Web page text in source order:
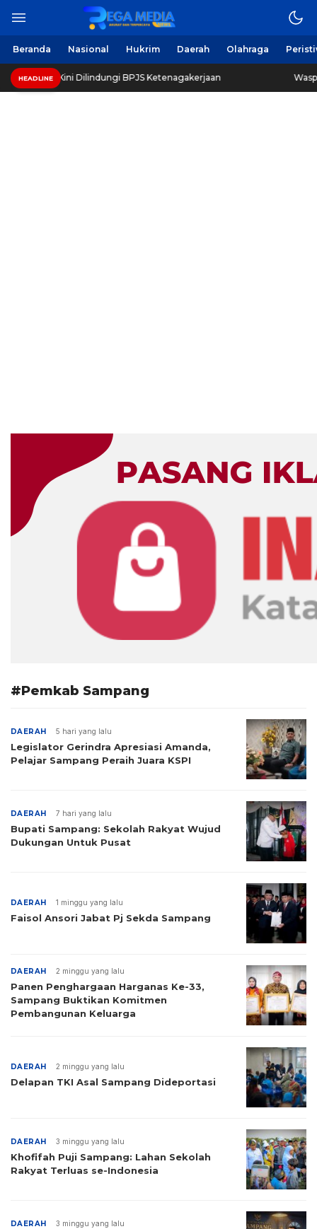
Regamedianews.com
Berita Harian Online
Beranda Nasional Hukrim Daerah Olahraga
HEADLINE
Kini Dilindungi BPJS Ketenagakerjaan Waspada
#Pemkab Sampang
DAERAH 5 hari yang lalu
Legislator Gerindra Apresiasi Amanda,
Pelajar Sampang Peraih Juara KSPI
DAERAH 7 hari yang lalu
Bupati Sampang: Sekolah Rakyat Wujud
Dukungan Untuk Pusat
DAERAH 1 minggu yang lalu
Faisol Ansori Jabat Pj Sekda Sampang
DAERAH 2 minggu yang lalu
Panen Penghargaan Harganas Ke-33,
Sampang Buktikan Komitmen
Pembangunan Keluarga
DAERAH 2 minggu yang lalu
Delapan TKI Asal Sampang Dideportasi
DAERAH 3 minggu yang lalu
Khofifah Puji Sampang: Lahan Sekolah
Rakyat Terluas se-Indonesia
DAERAH 3 minggu yang lalu